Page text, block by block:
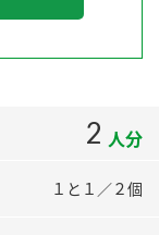
2 人分
１と１／２個